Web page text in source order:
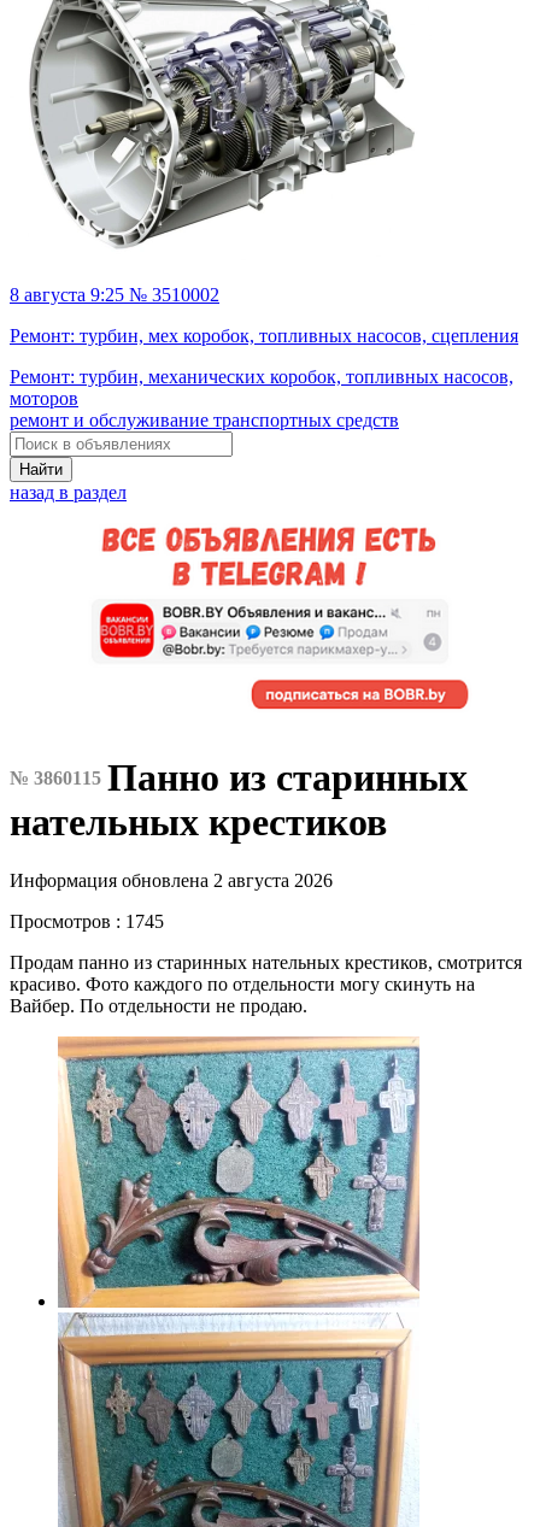
8 августа 9:25 № 3510002
Ремонт: турбин, мех коробок, топливных насосов, сцепления
Ремонт: турбин, механических коробок, топливных насосов,
моторов
ремонт и обслуживание транспортных средств
Найти
назад в раздел
№ 3860115 Панно из старинных
нательных крестиков
Информация обновлена 2 августа 2026
Просмотров : 1745
Продам панно из старинных нательных крестиков, смотрится
красиво. Фото каждого по отдельности могу скинуть на
Вайбер. По отдельности не продаю.